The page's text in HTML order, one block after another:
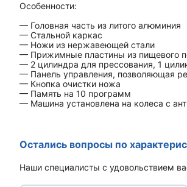
Особенности:
— Головная часть из литого алюминия
— Стальной каркас
— Ножи из нержавеющей стали
— Прижимные пластины из пищевого
— 2 цилиндра для прессования, 1
— Панель управления, позволяющая
— Кнопка очистки ножа
— Память на 10 программ
— Машина установлена на колеса с
Остались вопросы по
Наши специалисты с удовольствием